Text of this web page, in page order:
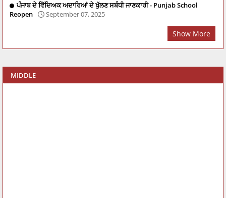
ਪੰਜਾਬ ਦੇ ਵਿੱਦਿਅਕ ਅਦਾਰਿਆਂ ਦੇ ਖੁੱਲਣ ਸਬੰਧੀ ਜਾਣਕਾਰੀ - Punjab School
Reopen
September 07, 2025
Show More
MIDDLE